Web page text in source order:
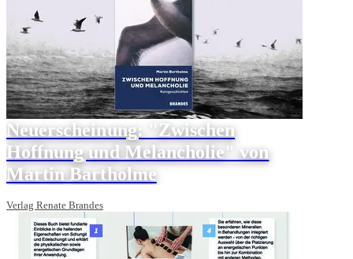
Neuerscheinung: "Zwischen
Hoffnung und Melancholie" von
Martin Bartholme
Verlag Renate Brandes